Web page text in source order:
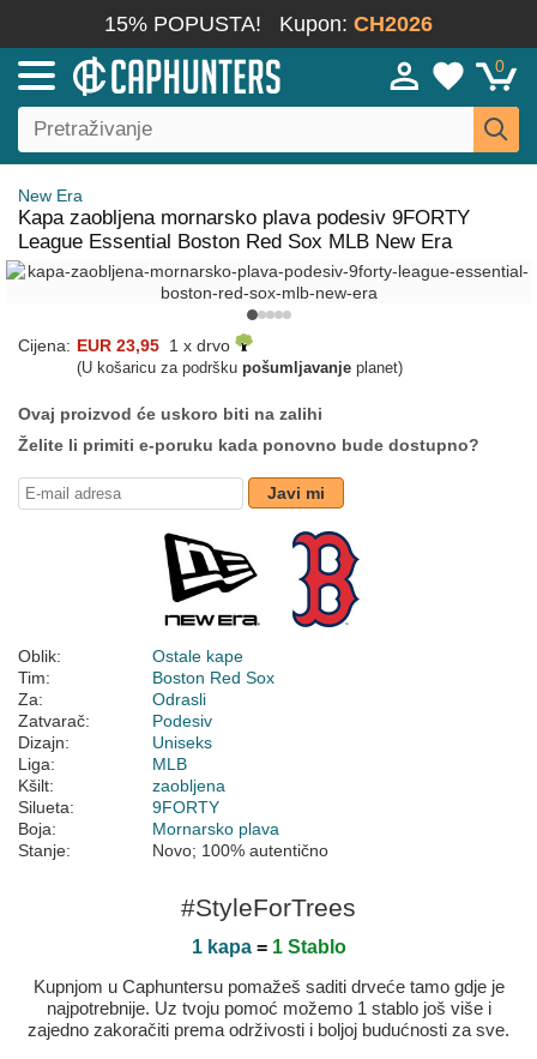
15% POPUSTA! Kupon: CH2026
0
New Era
Kapa zaobljena mornarsko plava podesiv 9FORTY
League Essential Boston Red Sox MLB New Era
Cijena: EUR 23,95 1 x drvo
(U košaricu za podršku pošumljavanje planet)
Ovaj proizvod će uskoro biti na zalihi
Želite li primiti e-poruku kada ponovno bude dostupno?
Javi mi
Oblik:
Ostale kape
Tim:
Boston Red Sox
Za:
Odrasli
Zatvarač:
Podesiv
Dizajn:
Uniseks
Liga:
MLB
Kšilt:
zaobljena
Silueta:
9FORTY
Boja:
Mornarsko plava
Stanje:
Novo; 100% autentično
#StyleForTrees
1 kapa= 1 Stablo
Kupnjom u Caphuntersu pomažeš saditi drveće tamo gdje je
najpotrebnije. Uz tvoju pomoć možemo 1 stablo još više i
zajedno zakoračiti prema održivosti i boljoj budućnosti za sve.